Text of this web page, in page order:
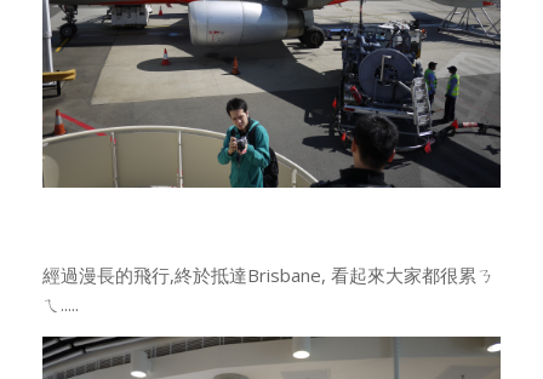
經過漫長的飛行,終於抵達Brisbane, 看起來大家都很累ㄋ
ㄟ.....